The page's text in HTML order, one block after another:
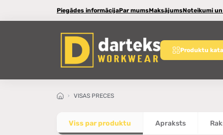
Piegādes informācijaPar mumsMaksājumsNoteikumi
Produktu
VISAS PRECES
Viss par produktu Apraksts